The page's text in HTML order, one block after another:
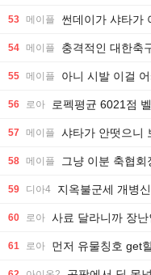
53 메이플 썬데이가 샤타가 아
54 메이플 충격적인 대한축
55 메이플 아니 시발 이걸
56 로아 로펙평균 6021점
57 메이플 샤타가 안떳으니
58 메이플 그냥 이분 축협회
59 디아4 지옥불군세 개병
60 로아 사료 달라니까 장
61 로아 먼저 유물칭호 get